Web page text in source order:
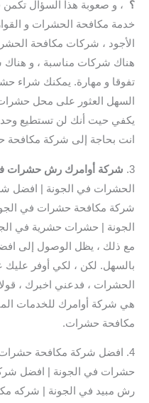
؟ ، و صعوبة هذا السؤال
خدمة مكافحة الحشرات و
الأجود ، شركات مكافحة
هناك شركات مناسبة ، و هناك
تفوقا و مهارة. يمكنك شراء
السهل العثور على محل
يكفي حيت أنك لن تستطيع
انت بحاجة إلى شركة مكافحة
3. شركة أوامرك رش حشرات
الحشرات في الجونة | افضل
شركة مكافحة حشرات في
الجونة | حشرات حشرية في
مع ذلك ، يظل الوصول إلى
بالسهل. لكن ، لكي أوفر
الحشرات ، فدعني اخبرك ،
هي شركة أوامرك للخدمات
مكافحة حشرات.
4. افضل شركة مكافحة
حشرات في الجونة | افضل
رش مبيد في الجونة | شركه